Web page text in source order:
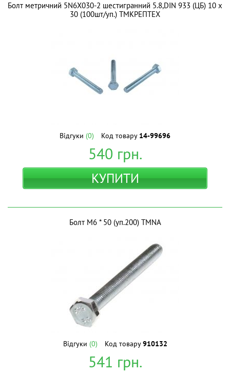
Болт метричний 5N6X030-2 шестигранний 5.8,DIN 933 (ЦБ) 10 х
30 (100шт/уп.) ТМКРЕПТЕХ
Відгуки (0) Код товару 14-99696
540 грн.
КУПИТИ
Болт М6 * 50 (уп.200) ТМNA
Відгуки (0) Код товару910132
541 грн.